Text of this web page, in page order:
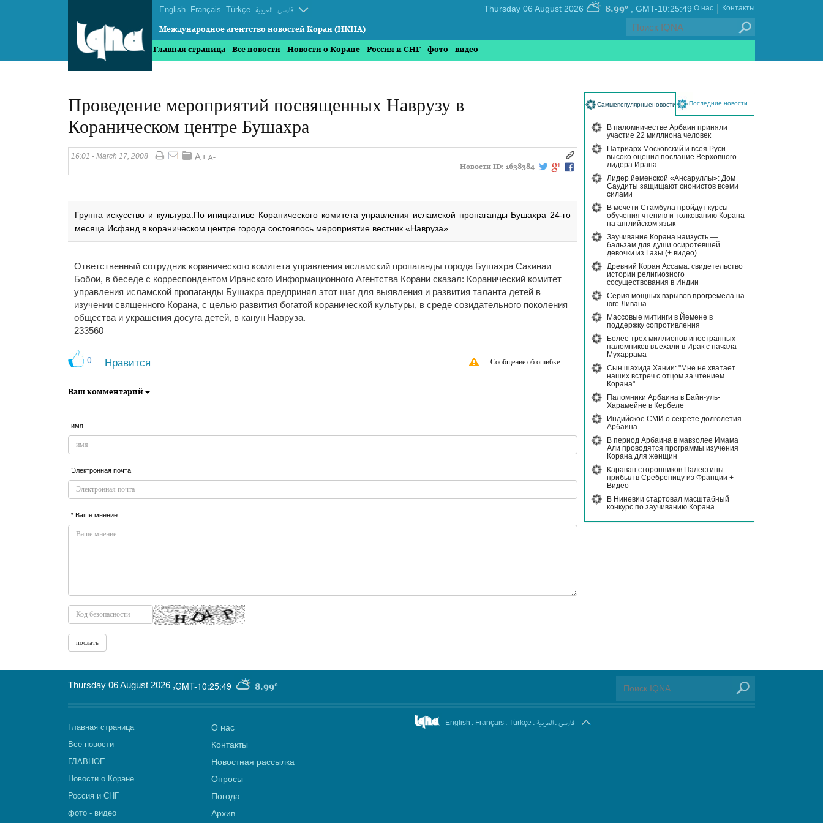
English . Français . Türkçe . العربیة . فارسی
Международное агентство новостей Коран (ИКНА)
GMT-10:25:49
8.99° Контакты
|
О нас
Главная страница Все новости Новости о Коране Россия и СНГ фото - видео
Проведение мероприятий посвященных Наврузу в
Кораническом центре Бушахра
16:01 - March 17, 2008
Новости ID: 1638384
Группа искусство и культура:По инициативе Коранического комитета управления исламской пропаганды Бушахра 24-го
месяца Исфанд в кораническом центре города состоялось мероприятие вестник «Навруза».
Ответственный сотрудник коранического комитета управления исламский пропаганды города Бушахра Сакинаи
Бобои, в беседе с корреспондентом Иранского Информационного Агентства Корани сказал: Коранический комитет
управления исламской пропаганды Бушахра предпринял этот шаг для выявления и развития таланта детей в
изучении священного Корана, с целью развития богатой коранической культуры, в среде созидательного поколения
общества и украшения досуга детей, в канун Навруза.
233560
0 Нравится Сообщение об ошибке
Ваш комментарий
имя
Электронная почта
* Ваше мнение
Самыепопулярныеновости Последние новости
В паломничестве Арбаин приняли
участие 22 миллиона человек
Патриарх Московский и всея Руси
высоко оценил послание Верховного
лидера Ирана
Лидер йеменской «Ансаруллы»: Дом
Саудиты защищают сионистов всеми
силами
В мечети Стамбула пройдут курсы
обучения чтению и толкованию Корана
на английском язык
Заучивание Корана наизусть —
бальзам для души осиротевшей
девочки из Газы (+ видео)
Древний Коран Ассама: свидетельство
истории религиозного
сосуществования в Индии
Серия мощных взрывов прогремела на
юге Ливана
Массовые митинги в Йемене в
поддержку сопротивления
Более трех миллионов иностранных
паломников въехали в Ирак с начала
Мухаррама
Сын шахида Хании: "Мне не хватает
наших встреч с отцом за чтением
Корана"
Паломники Арбаина в Байн-уль-
Харамейне в Кербеле
Индийское СМИ о секрете долголетия
Арбаина
В период Арбаина в мавзолее Имама
Али проводятся программы изучения
Корана для женщин
Караван сторонников Палестины
прибыл в Сребреницу из Франции +
Видео
В Ниневии стартовал масштабный
конкурс по заучиванию Корана
GMT-10:25:49 8.99°
Thursday 06 August 2026 ,
Главная страница
Все новости
ГЛАВНОЕ
Новости о Коране
Россия и СНГ
фото - видео
О нас
Контакты
Новостная рассылка
Опросы
Погода
Архив
English . Français . Türkçe . العربیة . فارسی